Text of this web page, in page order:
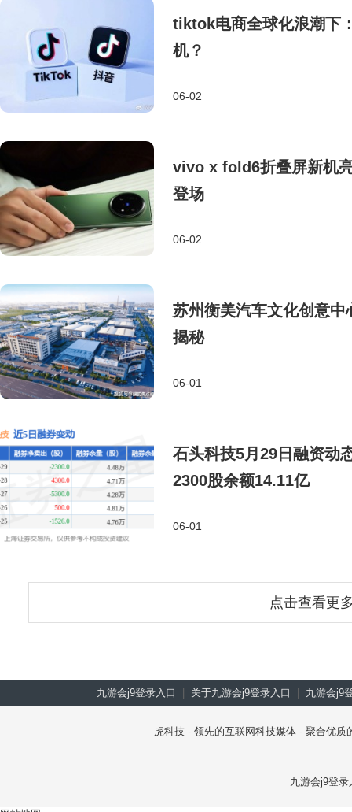
tiktok电商全球化浪潮下
机？
06-02
vivo x fold6折叠屏新机
登场
06-02
苏州衡美汽车文化创意
揭秘
06-01
石头科技5月29日融资动
2300股余额14.11亿
06-01
点击查看更
九游会j9登录入口 关于九游会j9登录入口 九游会j9
虎科技 - 领先的互联网科技媒体 - 聚合优
九游会j9登